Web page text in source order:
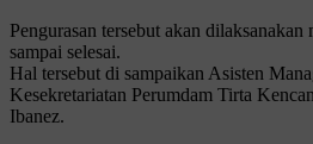
Pengurasan tersebut akan
sampai selesai.
Hal tersebut di sampaikan Asisten
Kesekretariatan Perumdam Tirta
Ibanez.